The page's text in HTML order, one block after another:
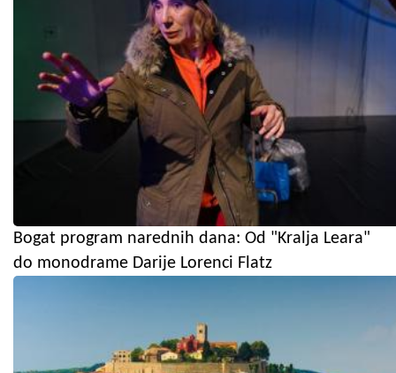
Bogat program narednih dana: Od "Kralja Leara"
do monodrame Darije Lorenci Flatz